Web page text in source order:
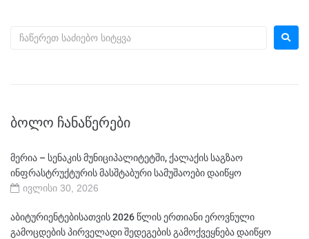
ᲑᲝᲚᲝ ᲩᲐᲜᲐᲬᲔᲠᲔᲑᲘ
მერია – სენაკის მუნიციპალიტეტში, ქალაქის საგზაო
ინფრასტრუქტურის მასშტაბური სამუშაოები დაიწყო
ივლისი 30, 2026
აბიტურიენტებისათვის 2026 წლის ერთიანი ეროვნული
გამოცდების პირველადი შედეგების გამოქვეყნება დაიწყო